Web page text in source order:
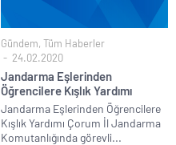
Gündem, Tüm Haberler
24.02.2020
Jandarma Eşlerinden
Öğrencilere Kışlık Yardımı
Jandarma Eşlerinden Öğrencilere
Kışlık Yardımı Çorum İl Jandarma
Komutanlığında görevli...